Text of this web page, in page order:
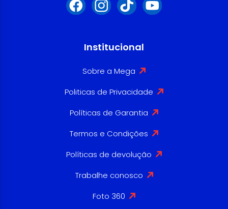
Institucional
Sobre a Mega
Politicas de Privacidade
Políticas de Garantia
Termos e Condições
Políticas de devolução
Trabalhe conosco
Foto 360